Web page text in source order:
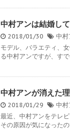
中村アンは結婚し
2018/01/30
中村
モデル、バラエティ、
る中村アンですが、す
中村アンが消えた
2018/01/29
中村
最近、中村アンをテレ
その原因が気になった